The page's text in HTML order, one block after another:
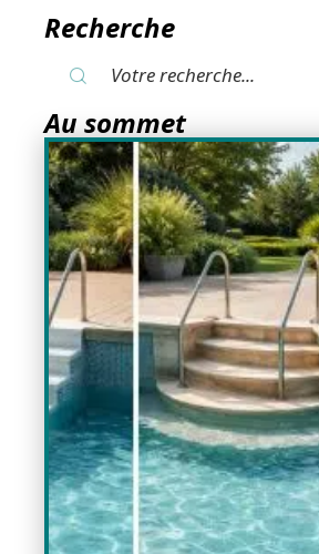
Recherche
Au sommet